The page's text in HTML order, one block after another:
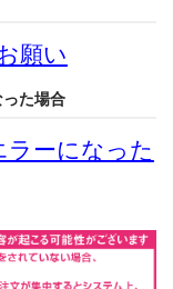
願い
った場合
ーになった